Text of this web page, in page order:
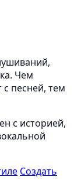
Чем
песней, тем
с историей,
Создать